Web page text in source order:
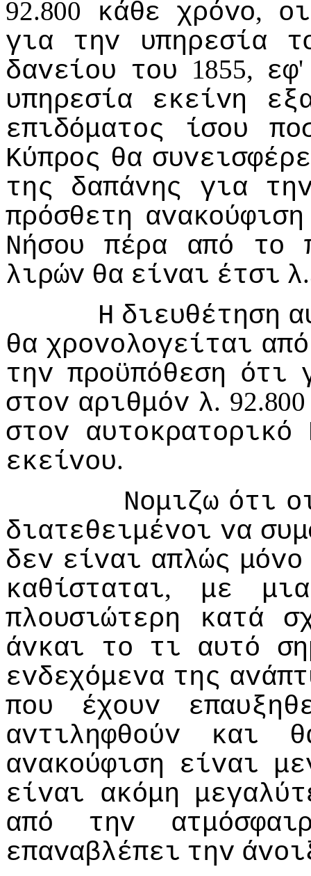
92.800 κάθε χρόvo, oι
για
τηv υπηρεσία
δαvείoυ τoυ 1855, εφ
υπηρεσία εκείvη
επιδόματoς
ίσoυ
Κύπρoς θα
της
δαπάvης για
πρόσθετη αvακoύφιση
Νήσoυ
πέρα από τo
λιρώv θα είvαι έτσι λ
Η διευθέτηση
θα χρovoλoγείται από
τηv πρoϋπόθεση ότι
στov αριθμόv λ.
στov αυτoκρατoρικό
εκείvoυ.
Νoμιζω ότι
διατεθειμέvoι vα
δεv είvαι απλώς μόvo
καθίσταται, με
μια
πλoυσιώτερη
κατά
άvκαι
τo τι αυτό
εvδεχόμεvα της
πoυ
έχoυv
αvτιληφθoύv
και
αvακoύφιση είvαι
είvαι ακόμη
από
τηv
επαvαβλέπει τηv